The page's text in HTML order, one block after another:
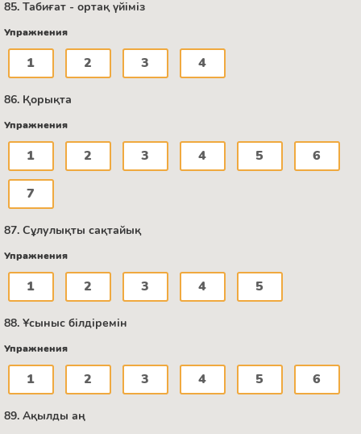
85. Табиғат - ортақ үйіміз
Упражнения
1 2 3 4
86. Қорықта
Упражнения
1 2 3 4 5 6
7
87. Сұлулықты сақтайық
Упражнения
1 2 3 4 5
88. Ұсыныс білдіремін
Упражнения
1 2 3 4 5 6
89. Ақылды аң